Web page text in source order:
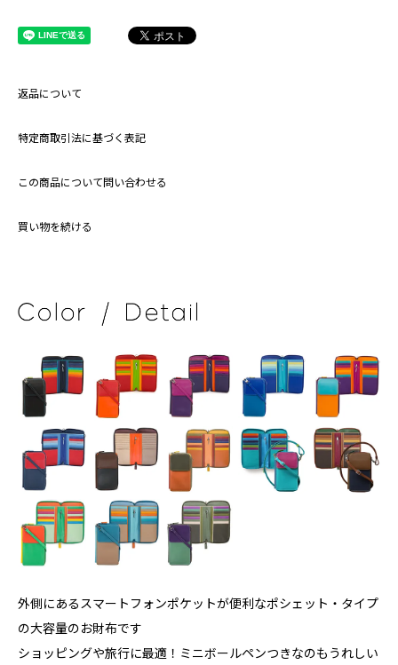
返品について
特定商取引法に基づく表記
この商品について問い合わせる
買い物を続ける
外側にあるスマートフォンポケットが便利なポシェット・タイプ
の大容量のお財布です
ショッピングや旅行に最適！ミニボールペンつきなのもうれしい